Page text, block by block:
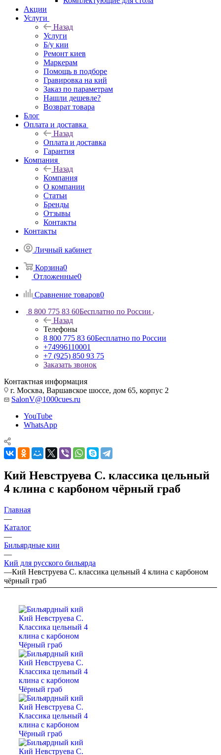
Акции
Услуги
Назад
Услуги
Б/у кии
Ремонт киев
Маркерам
Помощь в подборе
Гравировка на кий
Заказ по параметрам
Нашли дешевле?
Возврат товара
Блог
Оплата и доставка
Назад
Оплата и доставка
Гарантия
Компания
Назад
Компания
О компании
Статьи
Бренды
Отзывы
Контакты
Контакты
Личный кабинет
Корзина0
Отложенные0
Сравнение товаров0
8 800 775 83 60Бесплатно по России
Назад
Телефоны
8 800 775 83 60Бесплатно по России
+74996110001
+7 (925) 850 93 75
Заказать звонок
Контактная информация
г. Москва, Варшавское шоссе, дом 65, корпус 2
SalonV@1000cues.ru
YouTube
WhatsApp
Кий Невструева С. классика цельный
4 клина с карбоном чёрный граб
Главная
—
Каталог
—
Бильярдные кии
—
Кий для русского бильярда
—Кий Невструева С. классика цельный 4 клина с карбоном
чёрный граб